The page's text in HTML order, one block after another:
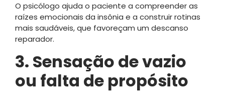
O psicólogo ajuda o paciente a compreender as
raízes emocionais da insônia e a construir rotinas
mais saudáveis, que favoreçam um descanso
reparador.
3. Sensação de vazio
ou falta de propósito